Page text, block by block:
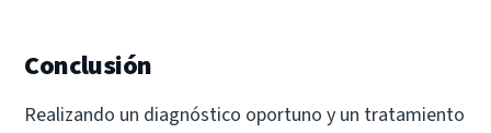
Conclusión
Realizando un diagnóstico oportuno y un tratamiento